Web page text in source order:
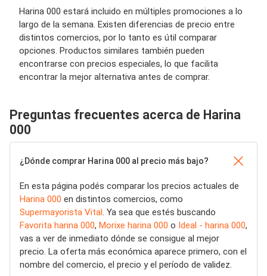
Harina 000 estará incluido en múltiples promociones a lo
largo de la semana. Existen diferencias de precio entre
distintos comercios, por lo tanto es útil comparar
opciones. Productos similares también pueden
encontrarse con precios especiales, lo que facilita
encontrar la mejor alternativa antes de comprar.
Preguntas frecuentes acerca de Harina
000
¿Dónde comprar Harina 000 al precio más bajo?
En esta página podés comparar los precios actuales de
Harina 000 en distintos comercios, como
Supermayorista Vital . Ya sea que estés buscando
Favorita harina 000, Morixe harina 000 o Ideal - harina 000,
vas a ver de inmediato dónde se consigue al mejor
precio. La oferta más económica aparece primero, con el
nombre del comercio, el precio y el período de validez.